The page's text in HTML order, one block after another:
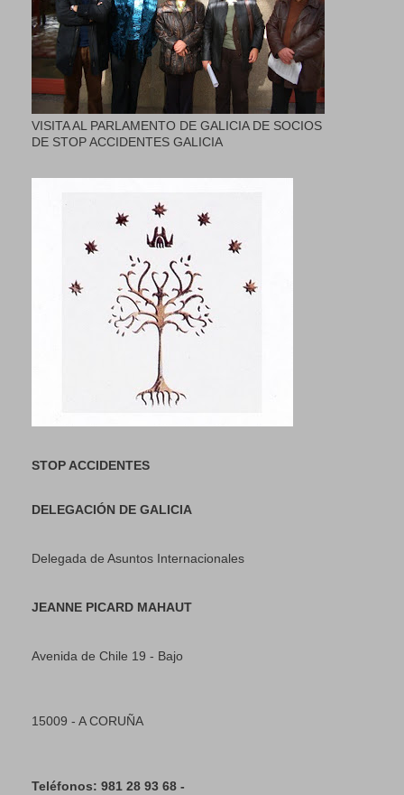
VISITA AL PARLAMENTO DE GALICIA DE SOCIOS
DE STOP ACCIDENTES GALICIA
STOP ACCIDENTES
DELEGACIÓN DE GALICIA
Delegada de Asuntos Internacionales
JEANNE PICARD MAHAUT
Avenida de Chile 19 - Bajo
15009 - A CORUÑA
Teléfonos: 981 28 93 68 -